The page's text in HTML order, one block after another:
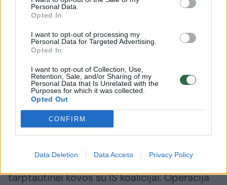
Personal Data.
Opted In
I want to opt-out of processing my
Personal Data for Targeted Advertising.
Opted In
I want to opt-out of Collection, Use,
Retention, Sale, and/or Sharing of my
Personal Data that Is Unrelated with the
Purposes for which it was collected.
Opted Out
CONFIRM
Data Deletion Data Access Privacy Policy
Sirijos valstybinė naujienų agentūra „Sana“
pranešė, kad JAV pajėgos Sirijoje pateko į
apšaudymą. Keli kariškiai esą per ataką netoli
senovinio Palmyros miesto buvo sužeisti.
Nukentėjo ir du Sirijos pajėgų atstovai.
JAV sraigtasparnis nugabento sužeistuosius į
Tanfo karinę bazę netoli Sirijos sienos su
Jordanija ir Iraku. Užpuolikas buvo nukautas.
JAV Sirijoje ir kaimyniniame Irake vadovauja
tarptautinei kovos su IS koalicijai. Operacija